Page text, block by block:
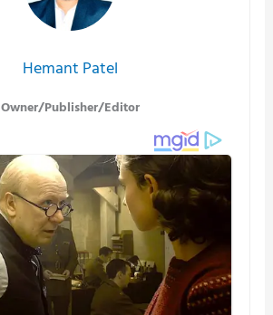
Hemant Patel
Owner/Publisher/Editor